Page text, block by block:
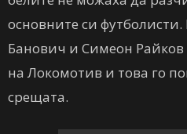
основните си
Банович и Симеон Райков
на Локомотив и това го
срещата.